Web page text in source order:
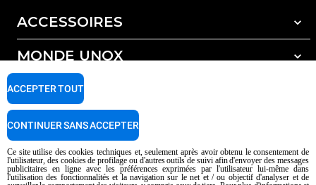
ACCESSOIRES
Tous les accessoires
Détergents pour lavage automatique
Détergents pour lavage manuel
Traitement de l'eau avec filtres à résine
MONDE UNOX
Nos bureaux dans le monde
SUPPORT
Garantie Unox
Trouver les Centres SAV
AI Content Disclaimer
Privacy policy Cookie policy
Ce site utilise des cookies techniques et, seulement après avoir obtenu le consentement de
l'utilisateur, des cookies de profilage ou d'autres outils de suivi afin d'envoyer des messages
publicitaires en ligne avec les préférences exprimées par l'utilisateur lui-même dans
l'utilisation des fonctionnalités et la navigation sur le net et / ou objectif d'analyser et de
ACCEPTER TOUT
CONTINUER SANS ACCEPTER